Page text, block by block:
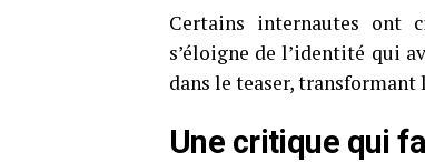
Certains internautes ont
s’éloigne de l’identité qui
dans le teaser,
Une critique qui